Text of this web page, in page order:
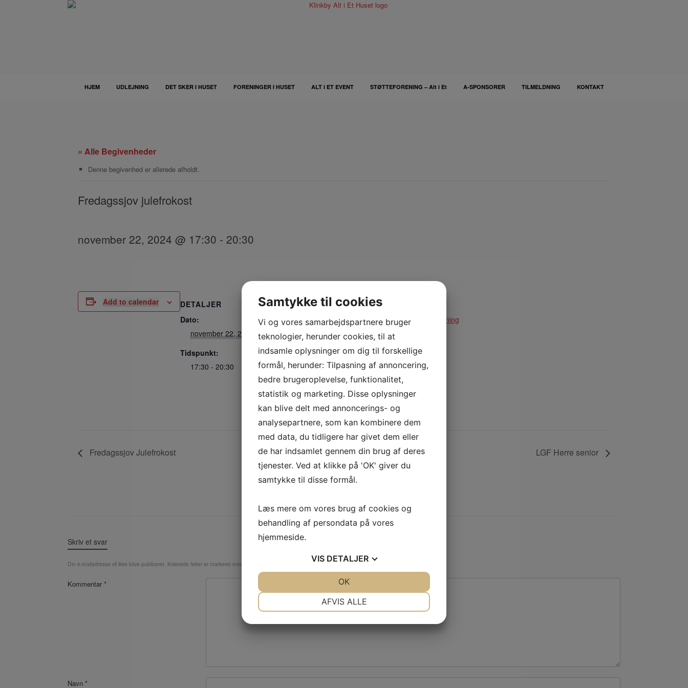
HJEM UDLEJNING DET SKER I HUSET FORENINGER I HUSET ALT i ET EVENT STØTTEFORENING – Alt i Et A-SPONSORER TILMELDNING KONTAKT
« Alle Begivenheder
Denne begivenhed er allerede afholdt.
Fredagssjov julefrokost
november 22, 2024 @ 17:30 - 20:30
Add to calendar
DETALJER
Dato:
november 22, 2024
Tidspunkt:
17:30 - 20:30
STED
Arktivitetstorvet
Nejrupvej 2, 7620
Lemvig
Lemvig, 7620 Danmark
+ Google Maps
Telefon:
29638527
ARRANGØR
Klinkby Idrætsforening
Fredagssjov Julefrokost LGF Herre senior
Skriv et svar
Din e-mailadresse vil ikke blive publiceret. Krævede felter er markeret med
Kommentar *
Navn *
Samtykke til cookies
Vi og vores samarbejdspartnere bruger
teknologier, herunder cookies, til at
indsamle oplysninger om dig til forskellige
formål, herunder: Tilpasning af annoncering,
bedre brugeroplevelse, funktionalitet,
statistik og marketing. Disse oplysninger
kan blive delt med annoncerings- og
analysepartnere, som kan kombinere dem
med data, du tidligere har givet dem eller
de har indsamlet gennem din brug af deres
tjenester. Ved at klikke på 'OK' giver du
samtykke til disse formål.
Læs mere om vores brug af cookies og
behandling af persondata på vores
hjemmeside.
VIS DETALJER
AFVIS ALLE
OK